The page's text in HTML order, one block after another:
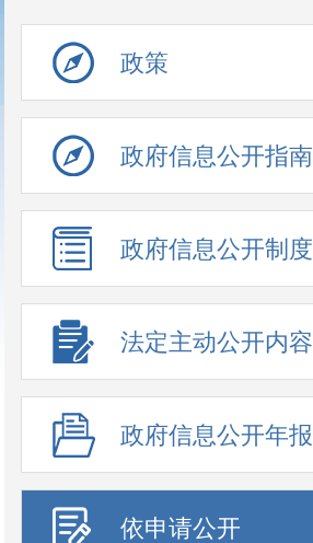
政策
政府信息公开指南
政府信息公开制度
法定主动公开内容
政府信息公开年报
依申请公开